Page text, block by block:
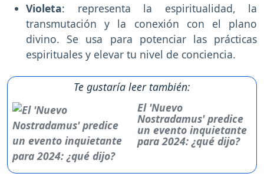
Violeta: representa la espiritualidad, la
transmutación y la conexión con el plano
divino. Se usa para potenciar las prácticas
espirituales y elevar tu nivel de conciencia.
Te gustaría leer también:
El 'Nuevo
Nostradamus' predice
un evento inquietante
para 2024: ¿qué dijo?